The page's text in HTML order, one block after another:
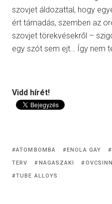
szovjet áldozattal, hogy
ért támadás, szemben az
szovjet törekvésekről –
egy szót sem ejt… Így nem
Vidd hírét!
ATOMBOMBA ENOLA GAY
TERV
NAGASZAKI
TUBE ALLOYS